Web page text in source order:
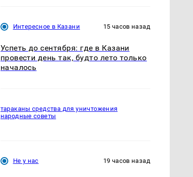
Интересное в Казани 15 часов назад
Успеть до сентября: где в Казани
провести день так, будто лето только
началось
тараканы средства для уничтожения
народные советы
Не у нас 19 часов назад